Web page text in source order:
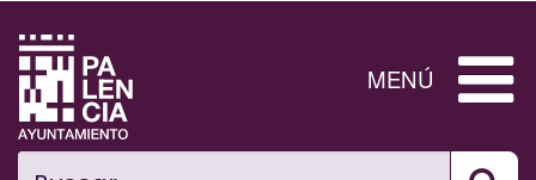
contenido
principal
MENÚ